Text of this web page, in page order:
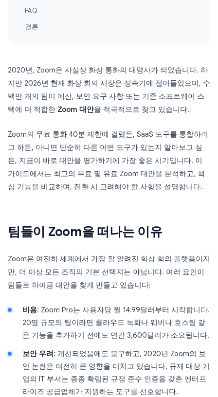
FAQ
결론
2020년, Zoom은 사실상 화상 통화의 대명사가 되었습니다. 하
지만 2026년 현재 화상 회의 시장은 성숙기에 접어들었으며, 수
백만 개의 팀이 예산, 보안 요구 사항 또는 기존 소프트웨어 스
택에 더 적합한 Zoom 대안을 적극적으로 찾고 있습니다.
Zoom의 무료 통화 40분 제한에 걸렸든, SaaS 도구를 통합하려
고 하든, 아니면 단순히 다른 어떤 도구가 있는지 알아보고 싶
든, 지금이 바로 대안을 평가하기에 가장 좋은 시기입니다. 이
가이드에서는 최고의 무료 및 유료 Zoom 대안을 분석하고, 핵
심 기능을 비교하며, 전환 시 고려해야 할 사항을 설명합니다.
팀들이 Zoom을 떠나는 이유
Zoom은 여전히 세계에서 가장 잘 알려진 화상 회의 플랫폼이지
만, 더 이상 모든 조직의 기본 선택지는 아닙니다. 여러 요인이
팀들로 하여금 대안을 찾게 만들고 있습니다:
비용: Zoom Pro는 사용자당 월 14.99달러부터 시작합니다.
20명 규모의 팀이라면 클라우드 녹화나 웨비나 호스팅 같
은 기능을 추가하기 전에도 연간 3,600달러가 소요됩니다.
보안 우려 : 개선되었음에도 불구하고, 2020년 Zoom의 보
안 논란은 여전히 큰 영향을 미치고 있습니다. 규제 대상 기
업의 IT 부서는 종종 확립된 규정 준수 인증을 갖춘 엔터프
라이즈 공급업체가 지원하는 도구를 선호합니다.